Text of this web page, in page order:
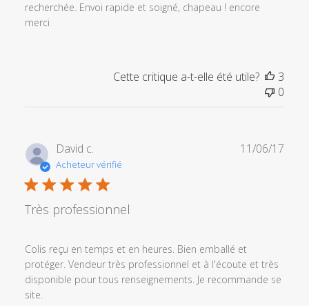
recherchée. Envoi rapide et soigné, chapeau ! encore
merci
Cette critique a-t-elle été utile?
3
0
David c.
Acheteur vérifié
Très professionnel
Colis reçu en temps et en heures. Bien emballé et
protéger. Vendeur très professionnel et à l'écoute et très
disponible pour tous renseignements. Je recommande se
site.
11/06/17